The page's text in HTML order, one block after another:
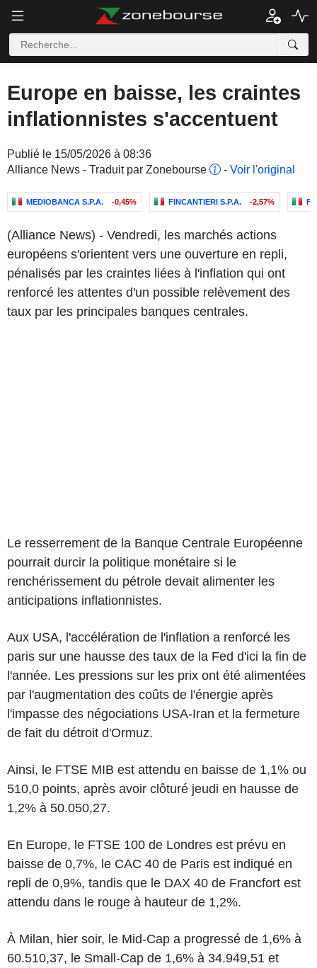
Europe en baisse, les craintes
inflationnistes s'accentuent
Publié le 15/05/2026 à 08:36
Alliance News - Traduit par Zonebourse
- Voir l'original
MEDIOBANCA S.P.A. -0,45% FINCANTIERI S.P.A. -2,57%
(Alliance News) - Vendredi, les marchés actions
européens s'orientent vers une ouverture en repli,
pénalisés par les craintes liées à l'inflation qui ont
renforcé les attentes d'un possible relèvement des
taux par les principales banques centrales.
Le resserrement de la Banque Centrale Européenne
pourrait durcir la politique monétaire si le
renchérissement du pétrole devait alimenter les
anticipations inflationnistes.
Aux USA, l'accélération de l'inflation a renforcé les
paris sur une hausse des taux de la Fed d'ici la fin de
l'année. Les pressions sur les prix ont été alimentées
par l'augmentation des coûts de l'énergie après
l'impasse des négociations USA-Iran et la fermeture
de fait du détroit d'Ormuz.
Ainsi, le FTSE MIB est attendu en baisse de 1,1% ou
510,0 points, après avoir clôturé jeudi en hausse de
1,2% à 50.050,27.
En Europe, le FTSE 100 de Londres est prévu en
baisse de 0,7%, le CAC 40 de Paris est indiqué en
repli de 0,9%, tandis que le DAX 40 de Francfort est
attendu dans le rouge à hauteur de 1,2%.
À Milan, hier soir, le Mid-Cap a progressé de 1,6% à
60.510,37, le Small-Cap de 1,6% à 34.949,51 et